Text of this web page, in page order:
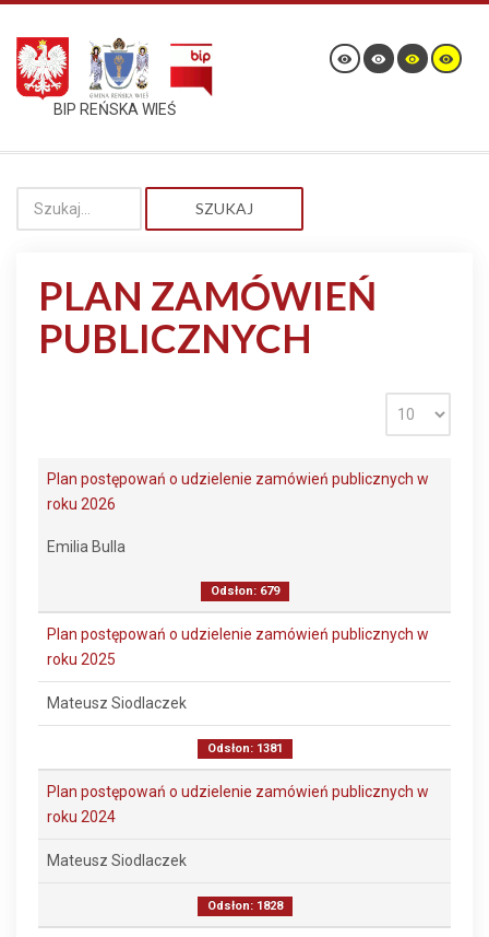
BIP REŃSKA WIEŚ
SZUKAJ
PLAN ZAMÓWIEŃ
PUBLICZNYCH
Plan postępowań o udzielenie zamówień publicznych w
roku 2026
Emilia Bulla
Odsłon: 679
Plan postępowań o udzielenie zamówień publicznych w
roku 2025
Mateusz Siodlaczek
Odsłon: 1381
Plan postępowań o udzielenie zamówień publicznych w
roku 2024
Mateusz Siodlaczek
Odsłon: 1828